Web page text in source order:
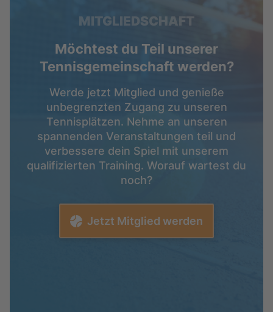
MITGLIEDSCHAFT
Möchtest du Teil unserer
Tennisgemeinschaft werden?
Werde jetzt Mitglied und genieße
unbegrenzten Zugang zu unseren
Tennisplätzen. Nehme an unseren
spannenden Veranstaltungen teil und
verbessere dein Spiel mit unserem
qualifizierten Training. Worauf wartest du
noch?
Jetzt Mitglied werden